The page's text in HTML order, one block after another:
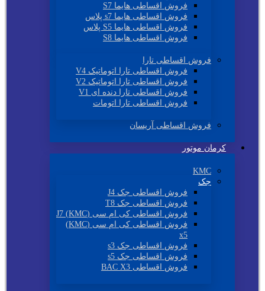
فروش اقساطی هایما S7
فروش اقساطی هایما s7 پلاس
فروش اقساطی هایما S5 پلاس
فروش اقساطی هایما S8
فروش اقساطی تارا
فروش اقساطی تارا اتوماتیک V4
فروش اقساطی تارا اتوماتیک V2
فروش اقساطی تارا دنده ای V1
فروش اقساطی تارا اتومات
فروش اقساطی آریسان
کرمان موتور
KMC
جک
فروش اقساطی جک J4
فروش اقساطی جک T8
فروش اقساطی کی ام سی (KMC) J7
فروش اقساطی کی ام سی (KMC)
x5
فروش اقساطی جک s3
فروش اقساطی جک s5
فروش اقساطی BAC X3